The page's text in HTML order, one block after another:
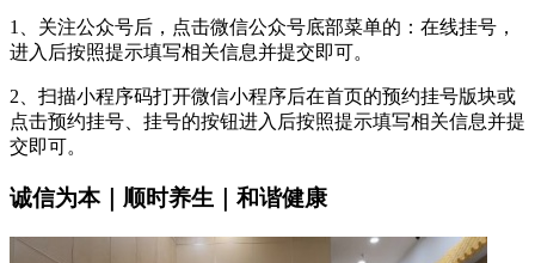
1、关注公众号后，点击微信公众号底部菜单的：在线挂号，
进入后按照提示填写相关信息并提交即可。
2、扫描小程序码打开微信小程序后在首页的预约挂号版块或
点击预约挂号、挂号的按钮进入后按照提示填写相关信息并提
交即可。
诚信为本｜顺时养生｜和谐健康